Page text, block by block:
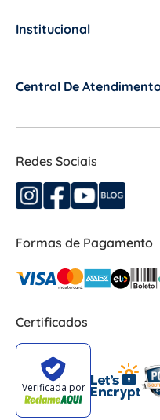
Institucional
Central De
Redes Sociais
Formas de Pagamento
Certificados